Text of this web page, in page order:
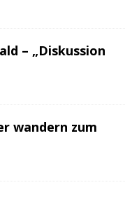
– „Diskussion
wandern zum